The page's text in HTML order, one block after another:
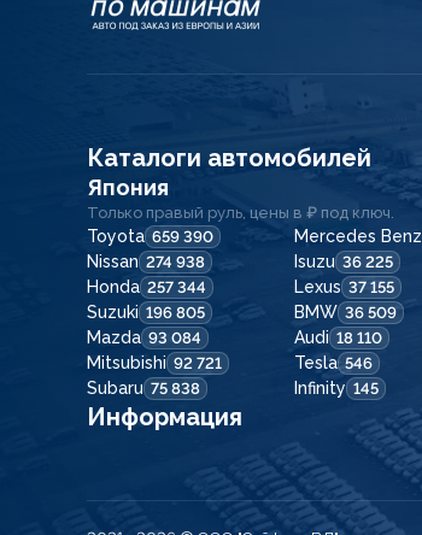
Каталоги автомобилей
Япония
Только правый руль, цены в ₽ под ключ.
Toyota 659 390 Mercedes Benz
Nissan 274 938 Isuzu 36 225
Honda 257 344 Lexus 37 155
Suzuki 196 805 BMW 36 509
Mazda 93 084 Audi 18 110
Mitsubishi 92 721 Tesla 546
Subaru 75 838 Infinity 145
Информация